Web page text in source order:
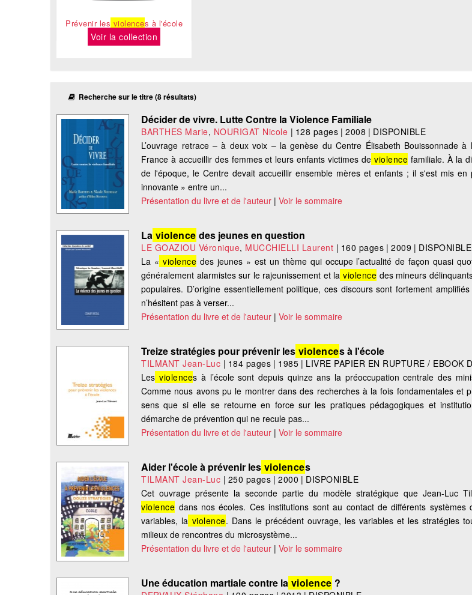
Prévenir les violences à l'école
Voir la collection
Recherche sur le titre (8 résultats)
Décider de vivre. Lutte Contre la Violence Familiale
BARTHES Marie, NOURIGAT Nicole | 128 pages |2008 | DISPONIBLE
L’ouvrage retrace – à deux voix – la genèse du Centre Élisabeth Bouissonnade
France à accueillir des femmes et leurs enfants victimes de violence familiale. À la
de l'époque, le Centre devait accueillir ensemble mères et enfants ; il s'est mis
innovante » entre un...
Présentation du livre et de l'auteur |Voir le sommaire
La violence des jeunes en question
LE GOAZIOU Véronique, MUCCHIELLI Laurent | 160 pages |2009 | DISPONIBLE
La « violence des jeunes » est un thème qui occupe l’actualité de façon quasi
généralement alarmistes sur le rajeunissement et la violence des mineurs
populaires. D’origine essentiellement politique, ces discours sont fortement
n’hésitent pas à verser...
Présentation du livre et de l'auteur |Voir le sommaire
Treize stratégies pour prévenir les violences à l'école
TILMANT Jean-Luc | 184 pages | 1985 | LIVRE PAPIER EN RUPTURE / EBOOK
Les violences à l’école sont depuis quinze ans la préoccupation centrale des
Comme nous avons pu le montrer dans des recherches à la fois fondamentales et
sens que si elle se retourne en force sur les pratiques pédagogiques et
démarche de prévention qui ne recule pas...
Présentation du livre et de l'auteur |Voir le sommaire
Aider l'école à prévenir les violences
TILMANT Jean-Luc | 250 pages |2000 | DISPONIBLE
Cet ouvrage présente la seconde partie du modèle stratégique que Jean-Luc
violence dans nos écoles. Ces institutions sont au contact de différents
variables, la violence. Dans le précédent ouvrage, les variables et les stratégies
milieux de rencontres du microsystème...
Présentation du livre et de l'auteur |Voir le sommaire
Une éducation martiale contre la violence ?